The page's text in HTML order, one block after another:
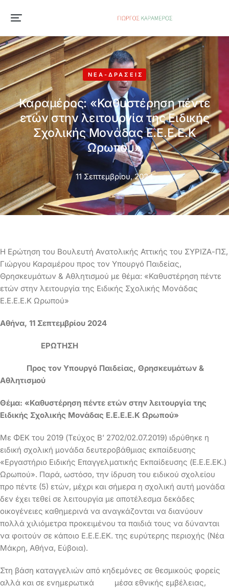
ΝΈΑ-ΔΡΆΣΕΙΣ
Καραμέρος: «Καθυστέρηση πέντε
ετών στην λειτουργία της Ειδικής
Σχολικής Μονάδας Ε.Ε.Ε.Ε.Κ
Ωρωπού»
11 Σεπτεμβρίου, 2024
Η Ερώτηση του Βουλευτή Ανατολικής Αττικής του ΣΥΡΙΖΑ-ΠΣ,
Γιώργου Καραμέρου προς τον Υπουργό Παιδείας,
Θρησκευμάτων & Αθλητισμού με θέμα: «Καθυστέρηση πέντε
ετών στην λειτουργία της Ειδικής Σχολικής Μονάδας
Ε.Ε.Ε.Ε.Κ Ωρωπού»
Αθήνα, 11 Σεπτεμβρίου 2024
ΕΡΩΤΗΣΗ
Προς τον Υπουργό Παιδείας, Θρησκευμάτων &
Αθλητισμού
Θέμα: «Καθυστέρηση πέντε ετών στην λειτουργία της
Ειδικής Σχολικής Μονάδας Ε.Ε.Ε.Ε.Κ Ωρωπού»
Με ΦΕΚ του 2019 (Τεύχος B’ 2702/02.07.2019) ιδρύθηκε η
ειδική σχολική μονάδα δευτεροβάθμιας εκπαίδευσης
«Εργαστήριο Ειδικής Επαγγελματικής Εκπαίδευσης (Ε.Ε.Ε.ΕΚ.)
Ωρωπού». Παρά, ωστόσο, την ίδρυση του ειδικού σχολείου
προ πέντε (5) ετών, μέχρι και σήμερα η σχολική αυτή μονάδα
δεν έχει τεθεί σε λειτουργία με αποτέλεσμα δεκάδες
οικογένειες καθημερινά να αναγκάζονται να διανύουν
πολλά χιλιόμετρα προκειμένου τα παιδιά τους να δύνανται
να φοιτούν σε κάποιο Ε.Ε.Ε.ΕΚ. της ευρύτερης περιοχής (Νέα
Μάκρη, Αθήνα, Εύβοια).
Στη βάση καταγγελιών από κηδεμόνες σε θεσμικούς φορείς
αλλά και σε ενημερωτικά μέσα εθνικής εμβέλειας,